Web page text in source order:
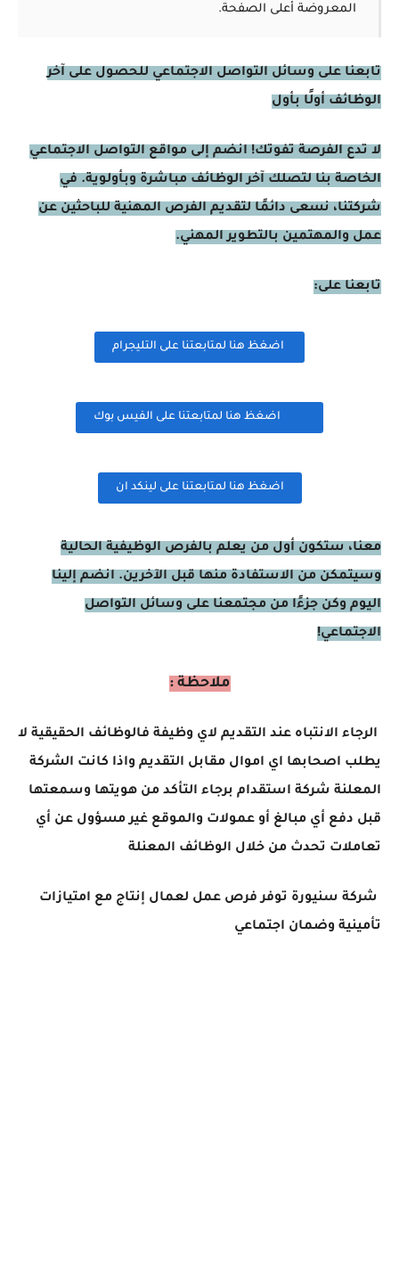
المعروضة أعلى الصفحة.
تابعنا على وسائل التواصل الاجتماعي للحصول على آخر
الوظائف أولًا بأول
لا تدع الفرصة تفوتك! انضم إلى مواقع التواصل الاجتماعي
الخاصة بنا لتصلك آخر الوظائف مباشرة وبأولوية. في
شركتنا، نسعى دائمًا لتقديم الفرص المهنية للباحثين عن
عمل والمهتمين بالتطوير المهني.
تابعنا على:
اضغظ هنا لمتابعتنا على التليجرام
اضغظ هنا لمتابعتنا على الفيس بوك
اضغظ هنا لمتابعتنا على لينكد ان
معنا، ستكون أول من يعلم بالفرص الوظيفية الحالية
وسيتمكن من الاستفادة منها قبل الآخرين. انضم إلينا
اليوم وكن جزءًا من مجتمعنا على وسائل التواصل
الاجتماعي!
ملاحظة :
الرجاء الانتباه عند التقديم لاي وظيفة فالوظائف الحقيقية لا
يطلب اصحابها اي اموال مقابل التقديم واذا كانت الشركة
المعلنة شركة استقدام برجاء التأكد من هويتها وسمعتها
قبل دفع أي مبالغ أو عمولات والموقع غير مسؤول عن أي
تعاملات تحدث من خلال الوظائف المعنلة
شركة سنيورة توفر فرص عمل لعمال إنتاج مع امتيازات
تأمينية وضمان اجتماعي